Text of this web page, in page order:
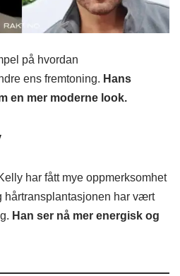
på hvordan
ens fremtoning. Hans
en mer moderne look.
har fått mye oppmerksomhet
hårtransplantasjonen har vært
Han ser nå mer energisk og